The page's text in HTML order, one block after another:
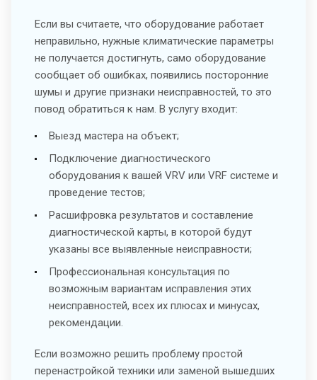
Если вы считаете, что оборудование работает
неправильно, нужные климатические параметры
не получается достигнуть, само оборудование
сообщает об ошибках, появились посторонние
шумы и другие признаки неисправностей, то это
повод обратиться к нам. В услугу входит:
Выезд мастера на объект;
Подключение диагностического
оборудования к вашей VRV или VRF системе и
проведение тестов;
Расшифровка результатов и составление
диагностической карты, в которой будут
указаны все выявленные неисправности;
Профессиональная консультация по
возможным вариантам исправления этих
неисправностей, всех их плюсах и минусах,
рекомендации.
Если возможно решить проблему простой
перенастройкой техники или заменой вышедших